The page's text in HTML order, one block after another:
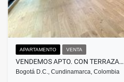
APARTAMENTO VENTA
VENDEMOS APTO. CON TERRAZA…
Bogotá D.C., Cundinamarca, Colombia